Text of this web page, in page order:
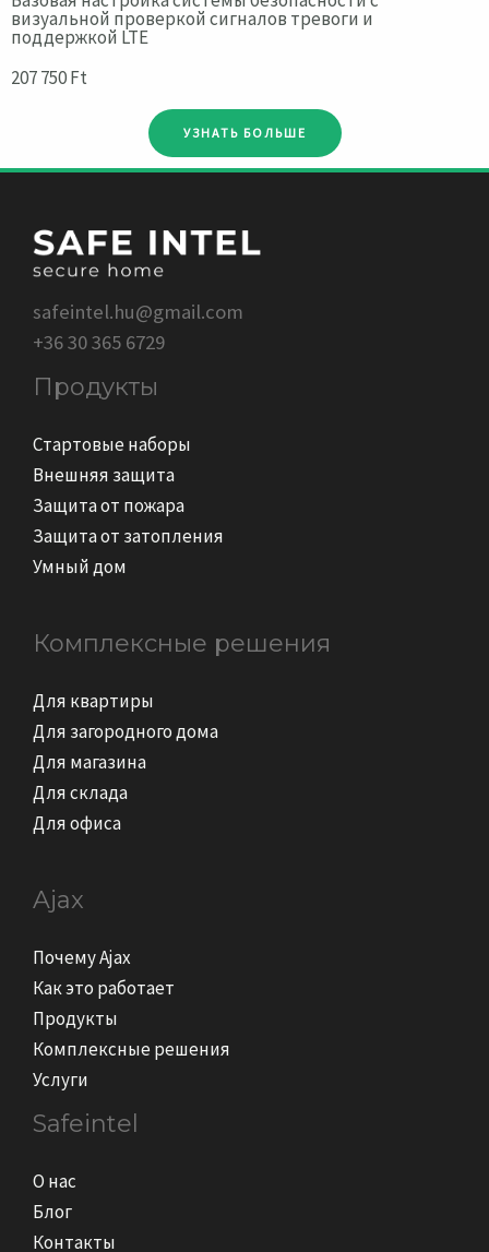
визуальной проверкой сигналов тревоги и
поддержкой LTE
207 750 Ft
УЗНАТЬ БОЛЬШЕ
safeintel.hu@gmail.com
+36 30 365 6729
Продукты
Стартовые наборы
Внешняя защита
Защита от пожара
Защита от затопления
Умный дом
Комплексные решения
Для квартиры
Для загородного дома
Для магазина
Для склада
Для офиса
Ajax
Почему Ajax
Как это работает
Продукты
Комплексные решения
Услуги
Safeintel
О нас
Блог
Контакты